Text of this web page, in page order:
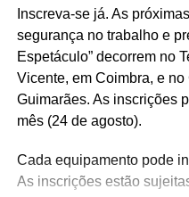
ferramentas, materiais e
laboratório de
→ saiba + no nosso
Link no Facebook
Inscreva-se já. As
segurança no trabalho e
Espetáculo” decorrem no
Vicente, em Coimbra, e
Guimarães. As inscrições
mês (24 de agosto).
Cada equipamento pode
As inscrições estão